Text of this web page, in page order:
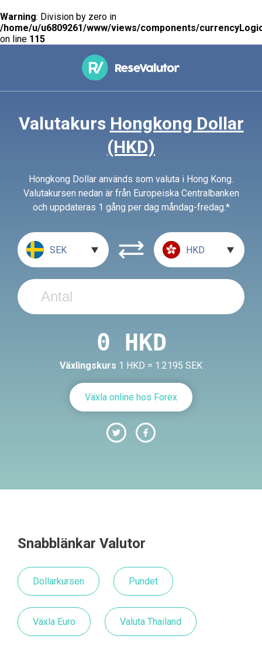
Warning: Division by zero in
/home/u/u6809261/www/views/components/
on line 115
Valutakurs Hongkong Dollar
(HKD)
Hongkong Dollar används som valuta i Hong Kong.
Valutakursen nedan är från Europeiska Centralbanken
och uppdateras 1 gång per dag måndag-fredag.*
SEK HKD
Växlingskurs 1 HKD = 1.2195 SEK
Växla online hos Forex
Snabblänkar Valutor
Dollarkursen Pundet
Växla Euro Valuta Thailand